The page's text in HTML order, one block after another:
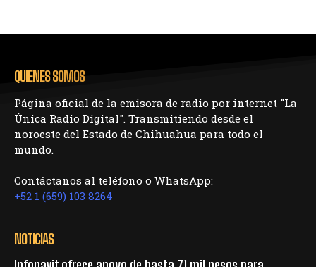
QUIENES SOMOS
Página oficial de la emisora de radio por internet "La
Única Radio Digital". Transmitiendo desde el
noroeste del Estado de Chihuahua para todo el
mundo.
Contáctanos al teléfono o WhatsApp:
+52 1 (659) 103 8264
NOTICIAS